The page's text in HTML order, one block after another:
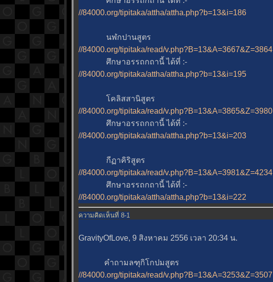
//84000.org/tipitaka/attha/attha.php?b=13&i=186
นฬกปานสูตร
//84000.org/tipitaka/read/v.php?B=13&A=3667&Z=3864
ศึกษาอรรถกถานี้ ได้ที่ :-
//84000.org/tipitaka/attha/attha.php?b=13&i=195
คลิสสานิสูตร
//84000.org/tipitaka/read/v.php?B=13&A=3865&Z=3980
ศึกษาอรรถกถานี้ ได้ที่ :-
//84000.org/tipitaka/attha/attha.php?b=13&i=203
กีฏาคิริสูตร
//84000.org/tipitaka/read/v.php?B=13&A=3981&Z=4234
ศึกษาอรรถกถานี้ ได้ที่ :-
//84000.org/tipitaka/attha/attha.php?b=13&i=222
ความคิดเห็นที่ 8-1
GravityOfLove, 9 สิงหาคม 2556 เวลา 20:34 น.
คำถามลฑุกิโกปมสูตร
//84000.org/tipitaka/read/v.php?B=13&A=3253&Z=3507